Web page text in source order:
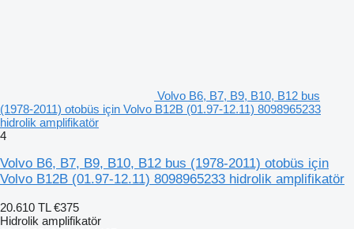
Volvo B6, B7, B9, B10, B12 bus
(1978-2011) otobüs için Volvo B12B (01.97-12.11) 8098965233
hidrolik amplifikatör
4
Volvo B6, B7, B9, B10, B12 bus (1978-2011) otobüs için
Volvo B12B (01.97-12.11) 8098965233 hidrolik amplifikatör
20.610 TL €375
Hidrolik amplifikatör